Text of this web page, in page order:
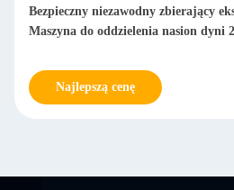
Bezpieczny niezawodny zbierający
Maszyna do oddzielenia nasion dyni
Najlepszą cenę